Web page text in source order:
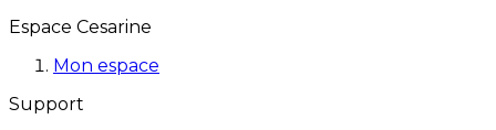
Espace Cesarine
Mon espace
Support